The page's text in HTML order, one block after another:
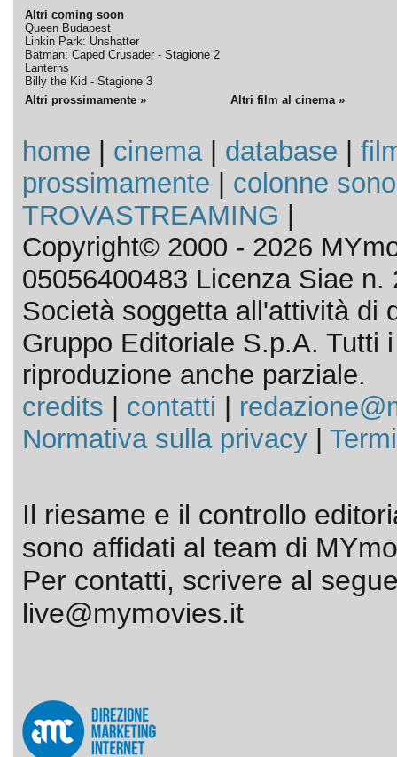
Altri coming soon
Queen Budapest
Linkin Park: Unshatter
Batman: Caped Crusader - Stagione 2
Lanterns
Billy the Kid - Stagione 3
Altri prossimamente » Altri film al cinema »
home cinema| database
prossimamente
colonne
TROVASTREAMING
Copyright© 2000 - 2026
05056400483 Licenza Siae n.
Società soggetta all'attività di
Gruppo Editoriale S.p.A. Tutti
riproduzione anche parziale.
credits
contatti
Normativa sulla privacy|
Il riesame e il controllo
sono affidati al team di
Per contatti, scrivere al
live@mymovies.it